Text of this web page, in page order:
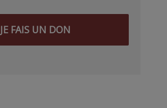
JE FAIS UN DON